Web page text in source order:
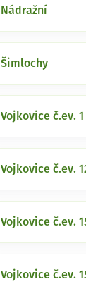
Nádražní
Šimlochy
Vojkovice č.ev. 1
Vojkovice č.ev.
Vojkovice č.ev.
Vojkovice č.ev.